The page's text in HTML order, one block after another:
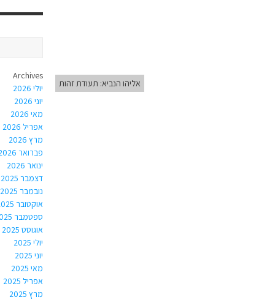
אליהו הנביא: תעודת זהות
Archives
יולי 2026
יוני 2026
מאי 2026
אפריל 2026
מרץ 2026
פברואר 2026
ינואר 2026
דצמבר 2025
נובמבר 2025
אוקטובר 2025
ספטמבר 2025
אוגוסט 2025
יולי 2025
יוני 2025
מאי 2025
אפריל 2025
מרץ 2025